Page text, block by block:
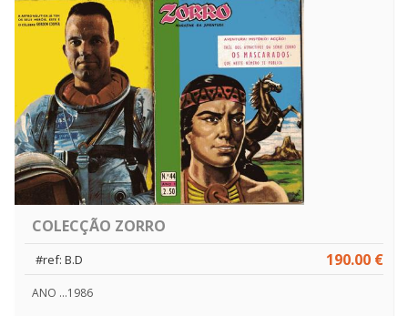
COLECÇÃO ZORRO
190.00 €
#ref: B.D
ANO ...1986